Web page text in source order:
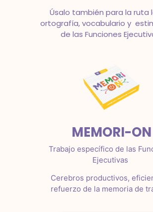
Úsalo también para la ruta
ortografía, vocabulario y
de las Funciones
MEMORI-ON
Trabajo específico de las
Ejecutivas
Cerebros productivos,
refuerzo de la memoria de